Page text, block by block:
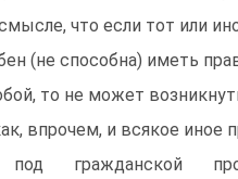
что если тот или
(не способна) иметь
то не может
впрочем, и всякое иное
гражданской